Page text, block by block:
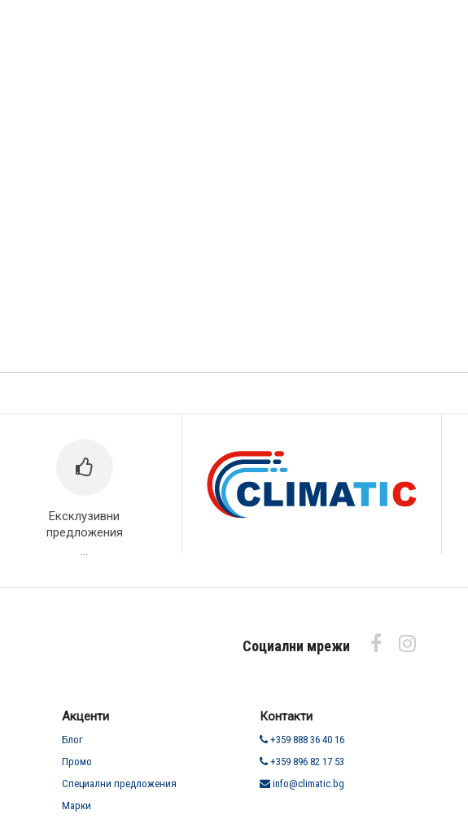
Ексклузивни
предложения
Социални мрежи
Акценти
Блог
Промо
Специални предложения
Марки
Контакти
+359 888 36 40 16
+359 896 82 17 53
info@climatic.bg